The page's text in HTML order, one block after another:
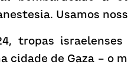
Usamos
tropas
cidade de Gaza – o